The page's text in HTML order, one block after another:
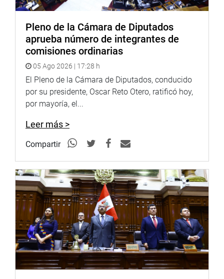
Facebook: https://goo.gl/s5t7XN
Twitter: https://goo.gl/iMywRR
YouTube: https://goo.gl/VBXBNk
fotografia.congreso.gob.pe
Pleno de la Cámara de Diputados
aprueba número de integrantes de
comisiones ordinarias
05 Ago 2026 | 17:28 h
El Pleno de la Cámara de Diputados, conducido
por su presidente, Oscar Reto Otero, ratificó hoy,
por mayoría, el...
Leer más >
Compartir